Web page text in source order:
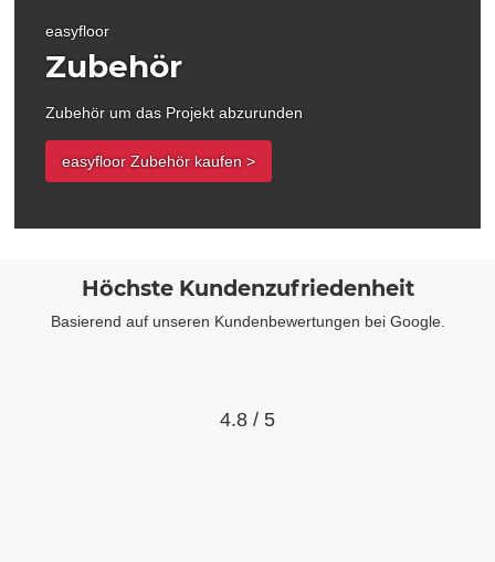
easyfloor
Zubehör
Zubehör um das Projekt abzurunden
easyfloor Zubehör kaufen >
Höchste Kundenzufriedenheit
Basierend auf unseren Kundenbewertungen bei Google.
4.8 / 5